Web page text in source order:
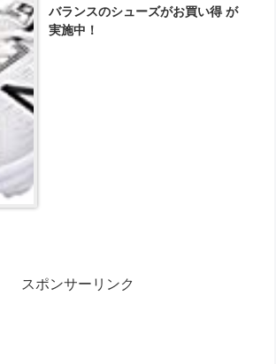
バランスのシューズがお買い得 が
実施中！
スポンサーリンク